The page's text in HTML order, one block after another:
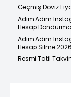
Geçmiş Döviz
Adım Adım
Hesap
Adım Adım
Hesap Silme 2026
Resmi Tatil